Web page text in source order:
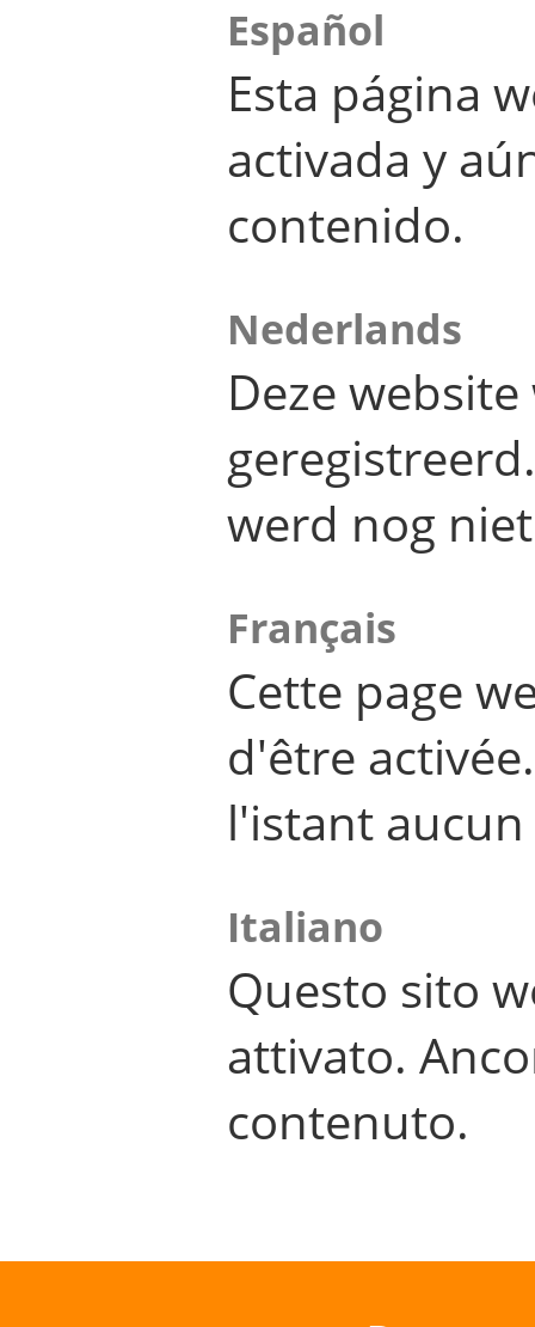
Español
Esta página
activada y
contenido.
Nederlands
Deze
werd nog
Français
Cette page
d'être
l'istant
Italiano
Questo sito
attivato.
contenuto.